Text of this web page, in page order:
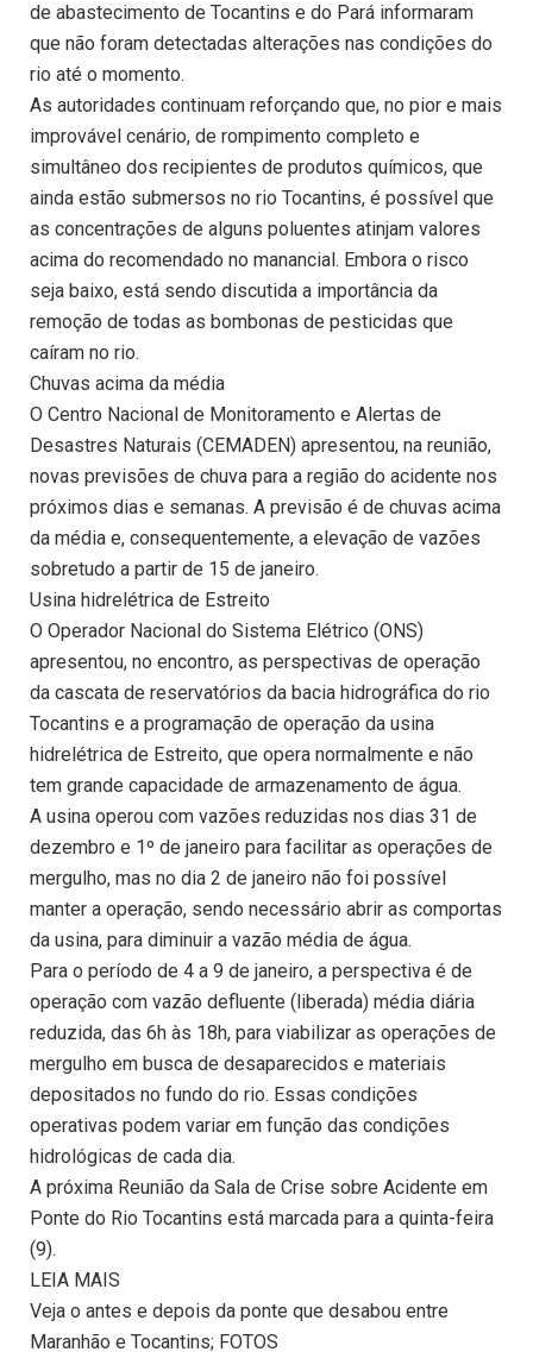
de abastecimento de Tocantins e do Pará informaram
que não foram detectadas alterações nas condições do
rio até o momento.
As autoridades continuam reforçando que, no pior e mais
improvável cenário, de rompimento completo e
simultâneo dos recipientes de produtos químicos, que
ainda estão submersos no rio Tocantins, é possível que
as concentrações de alguns poluentes atinjam valores
acima do recomendado no manancial. Embora o risco
seja baixo, está sendo discutida a importância da
remoção de todas as bombonas de pesticidas que
caíram no rio.
Chuvas acima da média
O Centro Nacional de Monitoramento e Alertas de
Desastres Naturais (CEMADEN) apresentou, na reunião,
novas previsões de chuva para a região do acidente nos
próximos dias e semanas. A previsão é de chuvas acima
da média e, consequentemente, a elevação de vazões
sobretudo a partir de 15 de janeiro.
Usina hidrelétrica de Estreito
O Operador Nacional do Sistema Elétrico (ONS)
apresentou, no encontro, as perspectivas de operação
da cascata de reservatórios da bacia hidrográfica do rio
Tocantins e a programação de operação da usina
hidrelétrica de Estreito, que opera normalmente e não
tem grande capacidade de armazenamento de água.
A usina operou com vazões reduzidas nos dias 31 de
dezembro e 1º de janeiro para facilitar as operações de
mergulho, mas no dia 2 de janeiro não foi possível
manter a operação, sendo necessário abrir as comportas
da usina, para diminuir a vazão média de água.
Para o período de 4 a 9 de janeiro, a perspectiva é de
operação com vazão defluente (liberada) média diária
reduzida, das 6h às 18h, para viabilizar as operações de
mergulho em busca de desaparecidos e materiais
depositados no fundo do rio. Essas condições
operativas podem variar em função das condições
hidrológicas de cada dia.
A próxima Reunião da Sala de Crise sobre Acidente em
Ponte do Rio Tocantins está marcada para a quinta-feira
(9).
LEIA MAIS
Veja o antes e depois da ponte que desabou entre
Maranhão e Tocantins; FOTOS